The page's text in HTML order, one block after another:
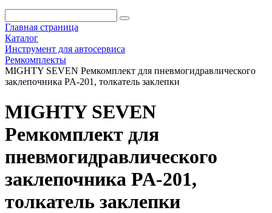
Главная страница
Каталог
Инструмент для автосервиса
Ремкомплекты
MIGHTY SEVEN Ремкомплект для пневмогидравлического
заклепочника PA-201, толкатель заклепки
MIGHTY SEVEN
Ремкомплект для
пневмогидравлического
заклепочника PA-201,
толкатель заклепки